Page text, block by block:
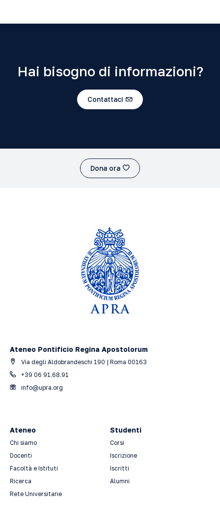
Hai bisogno di informazioni?
Contattaci
Dona ora
Ateneo Pontificio Regina Apostolorum
Via degli Aldobrandeschi 190 | Roma 00163
+39 06 91.68.91
info@upra.org
Ateneo
Chi siamo
Docenti
Facoltà e Istituti
Ricerca
Rete Universitarie
Studenti
Corsi
Iscrizione
Iscritti
Alumni